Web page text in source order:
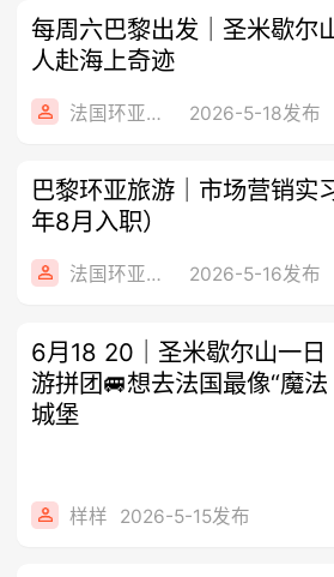
每周六巴黎出发｜圣米歇尔
人赴海上奇迹
法国环亚旅游 2026-5-18发布
巴黎环亚旅游｜市场营销实
年8月入职）
法国环亚旅游 2026-5-16发布
6月18 20｜圣米歇尔山一日
游拼团🚐想去法国最像“魔法
城堡
样样 2026-5-15发布